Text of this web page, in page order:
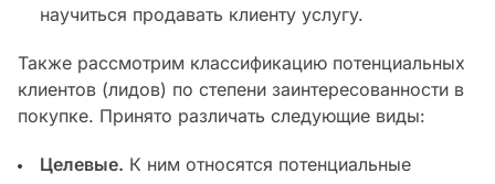
научиться продавать клиенту услугу.
Также рассмотрим классификацию потенциальных
клиентов (лидов) по степени заинтересованности в
покупке. Принято различать следующие виды:
Целевые. К ним относятся потенциальные